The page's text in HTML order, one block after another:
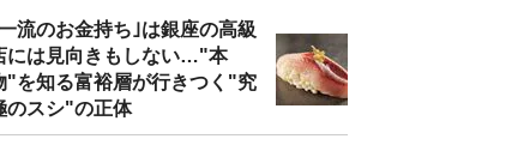
流のお金持ち｣は銀座の高級
には見向きもしない…"本
"を知る富裕層が行きつく"究
のスシ"の正体